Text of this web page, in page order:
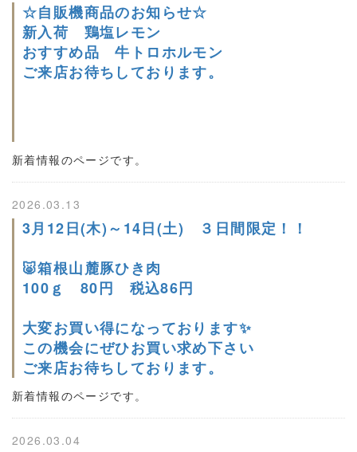
☆自販機商品のお知らせ☆
新入荷 鶏塩レモン
おすすめ品 牛トロホルモン
ご来店お待ちしております。
新着情報のページです。
2026.03.13
3月12日(木)～14日(土) ３日間限定！！
🐷箱根山麓豚ひき肉
100ｇ 80円 税込86円
大変お買い得になっております✨
この機会にぜひお買い求め下さい
ご来店お待ちしております。
新着情報のページです。
2026.03.04